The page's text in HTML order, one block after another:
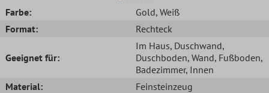
Farbe: Gold, Weiß
Format:
Rechteck
Geeignet für:
Im Haus, Duschwand,
Duschboden, Wand, Fußboden,
Badezimmer, Innen
Material:
Feinsteinzeug